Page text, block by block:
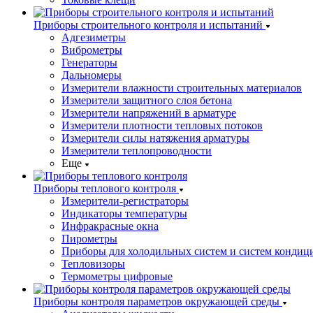
Приборы строительного контроля и испытаний
Адгезиметры
Виброметры
Генераторы
Дальномеры
Измерители влажности строительных материалов
Измерители защитного слоя бетона
Измерители напряжений в арматуре
Измерители плотности тепловых потоков
Измерители силы натяжения арматуры
Измерители теплопроводности
Еще
Приборы теплового контроля
Измерители-регистраторы
Индикаторы температуры
Инфракрасные окна
Пирометры
Приборы для холодильных систем и систем
Тепловизоры
Термометры цифровые
Приборы контроля параметров окружающей среды